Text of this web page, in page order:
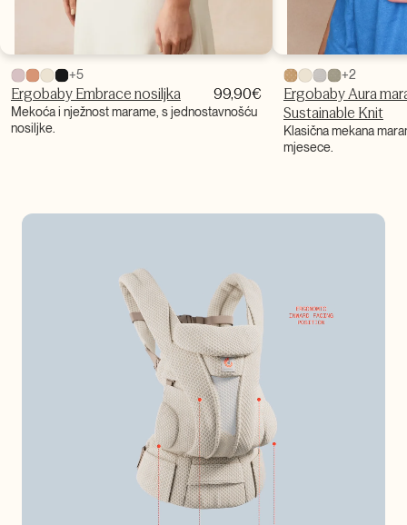
+5
Ergobaby Embrace nosiljka 99,90€
Mekoća i nježnost marame, s jednostavnošću
nosiljke.
+2
Ergobaby Aura
Sustainable Knit
Klasična mekana
mjesece.